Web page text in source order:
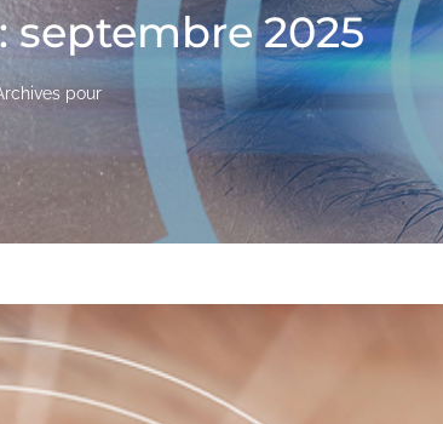
septembre 2025
pour